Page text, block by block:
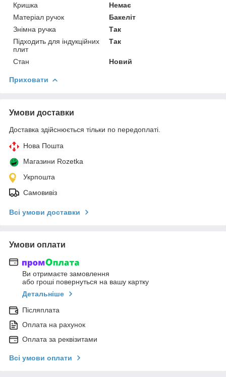
Кришка
Немає
Матеріал ручок
Бакеліт
Знімна ручка
Так
Підходить для індукційних
плит
Так
Стан Новий
Приховати
Умови доставки
Доставка здійснюється тільки по передоплаті.
Нова Пошта
Магазини Rozetka
Укрпошта
Самовивіз
Всі умови доставки
Умови оплати
Ви отримаєте замовлення
або гроші повернуться на вашу картку
Детальніше
Післяплата
Оплата на рахунок
Оплата за реквізитами
Всі умови оплати